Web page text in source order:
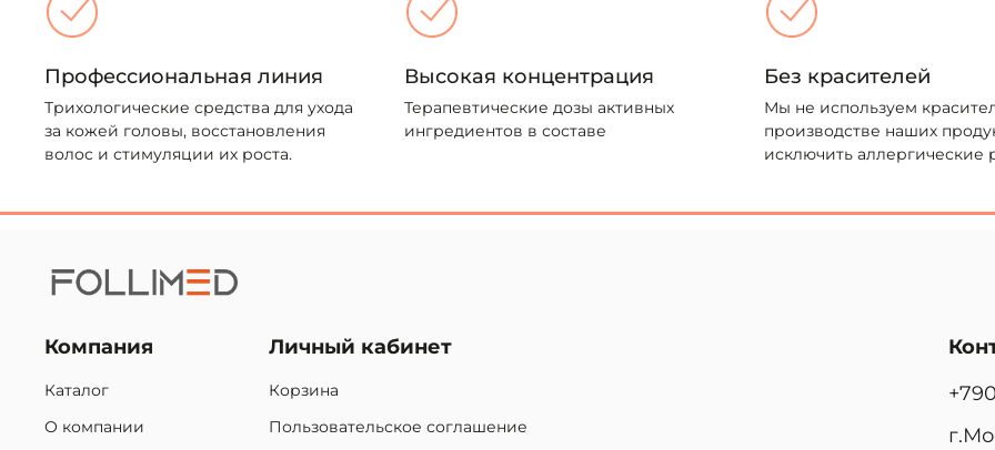
Профессиональная линия
Трихологические средства для ухода
за кожей головы, восстановления
волос и стимуляции их роста.
Высокая концентрация
Терапевтические дозы активных
ингредиентов в составе
Без красителей
Мы не используем
производстве наших
исключить аллергические
Компания
Каталог
О компании
Личный кабинет
Корзина
Пользовательское соглашение